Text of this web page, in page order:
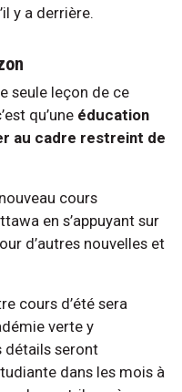
y a derrière.
seule leçon de ce
qu’une éducation
au cadre restreint de
cours
en s’appuyant sur
d’autres nouvelles et
cours d’été sera
verte y
détails seront
dans les mois à